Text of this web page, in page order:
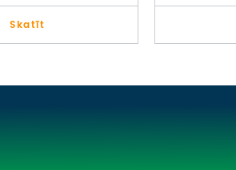
Skatīt